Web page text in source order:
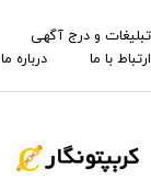
تبلیغات و درج آگهی
ارتباط با ما
درباره ما